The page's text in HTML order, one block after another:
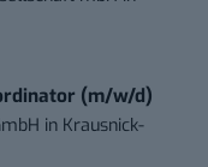
(m/w/d)
in Krausnick-